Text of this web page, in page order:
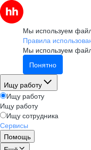
Мы используем
Правила
Мы используем
Понятно
Ищу работу
Ищу работу
Ищу работу
Ищу сотрудника
Сервисы
Помощь